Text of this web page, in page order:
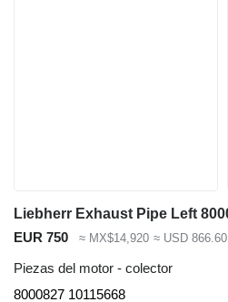
EUR 750 ≈ MX$14,920 ≈ USD 866.60
Piezas del motor - colector
8000827 10115668